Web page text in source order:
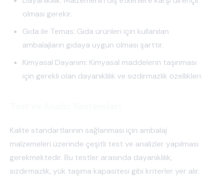
olması gerekir.
Gıda ile Temas: Gıda ürünleri için kullanılan
ambalajların gıdaya uygun olması şarttır.
Kimyasal Dayanım: Kimyasal maddelerin taşınması
için gerekli olan dayanıklılık ve sızdırmazlık özellikleri.
Kalite standartlarının sağlanması için ambalaj
malzemeleri üzerinde çeşitli test ve analizler yapılması
gerekmektedir. Bu testler arasında dayanıklılık,
sızdırmazlık, yük taşıma kapasitesi gibi kriterler yer alır.